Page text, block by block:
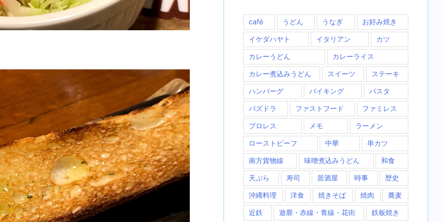
café うどん うなぎ お好み焼き
イケダハヤト イタリアン カツ
カレーうどん カレーライス
カレー煮込みうどん スイーツ ステーキ
ハンバーグ バイキング パスタ
パズドラ ファストフード ファミレス
プロレス メモ ラーメン
ローストビーフ 中華 串カツ
南方貨物線 味噌煮込みうどん 和食
天ぷら 寿司 居酒屋 時事 歴史
沖縄料理 洋食 焼きそば 焼肉 蕎麦
近鉄 遊廓・赤線・青線・花街 鉄板焼き